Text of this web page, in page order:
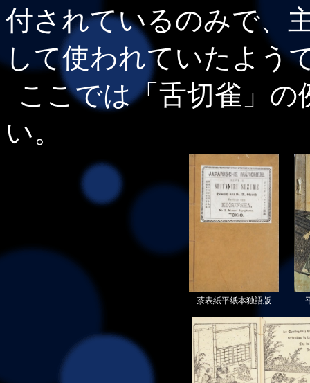
付されているのみで、
して使われていたよう
ここでは「舌切雀」
い。
茶表紙平紙本独語版